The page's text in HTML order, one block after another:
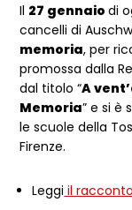
Il 27 gennaiodi
cancelli di
memoria, per
promossa dalla
dal titolo “A
Memoria” e si è
le scuole della
Firenze.
Leggi il